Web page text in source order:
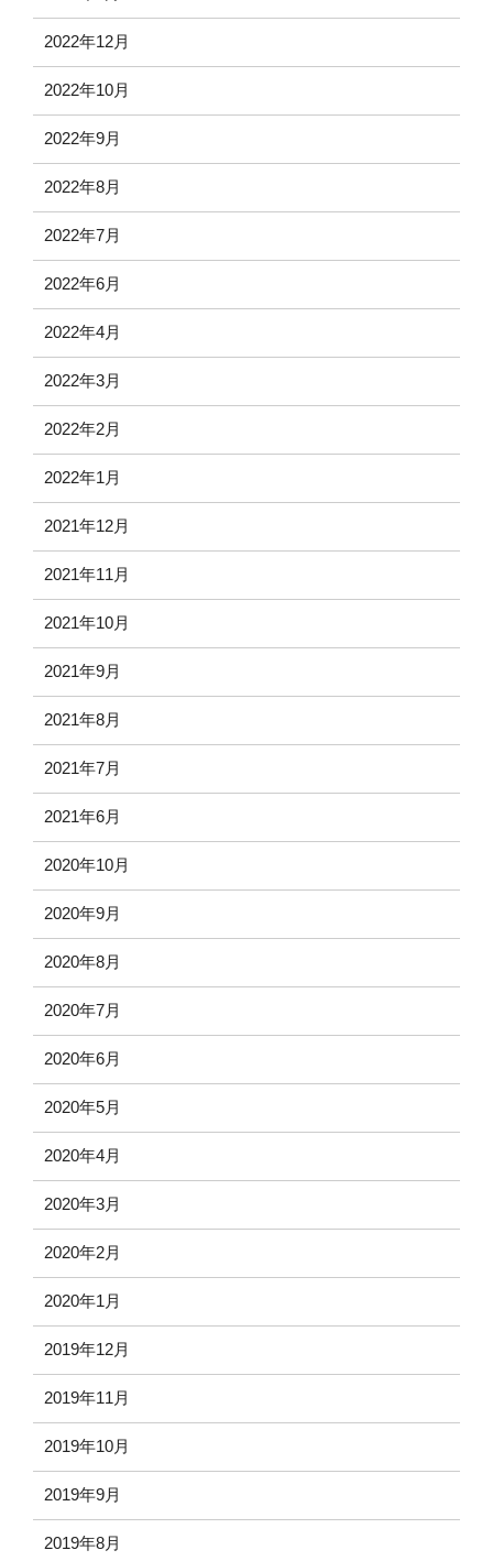
2022年12月
2022年10月
2022年9月
2022年8月
2022年7月
2022年6月
2022年4月
2022年3月
2022年2月
2022年1月
2021年12月
2021年11月
2021年10月
2021年9月
2021年8月
2021年7月
2021年6月
2020年10月
2020年9月
2020年8月
2020年7月
2020年6月
2020年5月
2020年4月
2020年3月
2020年2月
2020年1月
2019年12月
2019年11月
2019年10月
2019年9月
2019年8月